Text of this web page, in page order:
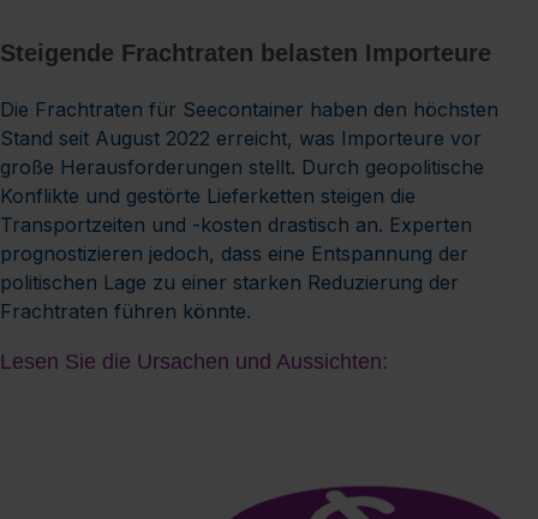
Steigende Frachtraten belasten Importeure
Die Frachtraten für Seecontainer haben den höchsten
Stand seit August 2022 erreicht, was Importeure vor
große Herausforderungen stellt. Durch geopolitische
Konflikte und gestörte Lieferketten steigen die
Transportzeiten und -kosten drastisch an. Experten
prognostizieren jedoch, dass eine Entspannung der
politischen Lage zu einer starken Reduzierung der
Frachtraten führen könnte.
Lesen Sie die Ursachen und Aussichten: